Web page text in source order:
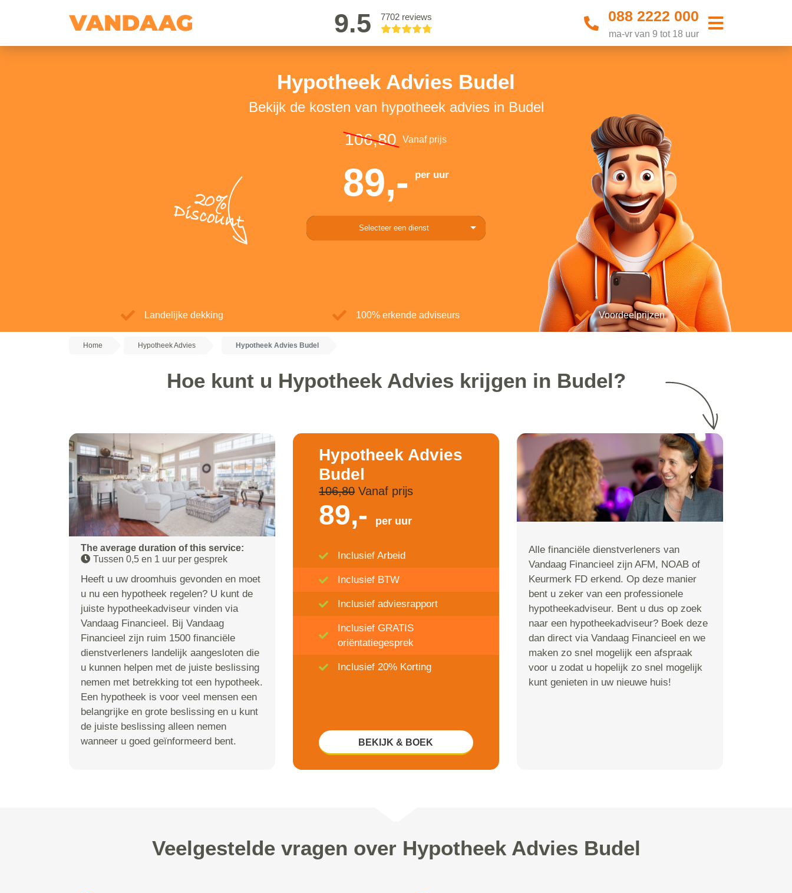
9.5 7702 reviews 088 2222 000
ma-vr van 9 tot 18 uur
Hypotheek Advies Budel
Bekijk de kosten van hypotheek advies in Budel
20%
Discount
106,80 Vanaf prijs
89,- per uur
Selecteer een dienst
Landelijke dekking 100% erkende adviseurs Voordeelprijzen
Home Hypotheek Advies Hypotheek Advies Budel
Hoe kunt u Hypotheek Advies krijgen in Budel?
The average duration of this service:
Tussen 0,5 en 1 uur per gesprek
Heeft u uw droomhuis gevonden en moet
u nu een hypotheek regelen? U kunt de
juiste hypotheekadviseur vinden via
Vandaag Financieel. Bij Vandaag
Financieel zijn ruim 1500 financiële
dienstverleners landelijk aangesloten die
u kunnen helpen met de juiste beslissing
nemen met betrekking tot een hypotheek.
Een hypotheek is voor veel mensen een
belangrijke en grote beslissing en u kunt
de juiste beslissing alleen nemen
wanneer u goed geïnformeerd bent.
Hypotheek Advies
Budel
106,80Vanaf prijs
89,- per uur
Inclusief Arbeid
Inclusief BTW
Inclusief adviesrapport
Inclusief GRATIS
oriëntatiegesprek
Inclusief 20% Korting
BEKIJK & BOEK
Alle financiële dienstverleners van
Vandaag Financieel zijn AFM, NOAB of
Keurmerk FD erkend. Op deze manier
bent u zeker van een professionele
hypotheekadviseur. Bent u dus op zoek
naar een hypotheekadviseur? Boek deze
dan direct via Vandaag Financieel en we
maken zo snel mogelijk een afspraak
voor u zodat u hopelijk zo snel mogelijk
kunt genieten in uw nieuwe huis!
Veelgestelde vragen over Hypotheek Advies Budel